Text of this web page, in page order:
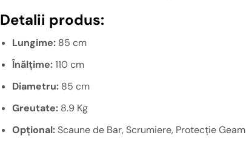
Detalii produs:
Lungime: 85 cm
Înălțime:110 cm
Diametru: 85 cm
Greutate: 8.9 Kg
Opțional:Scaune de Bar, Scrumiere, Protecție Geam